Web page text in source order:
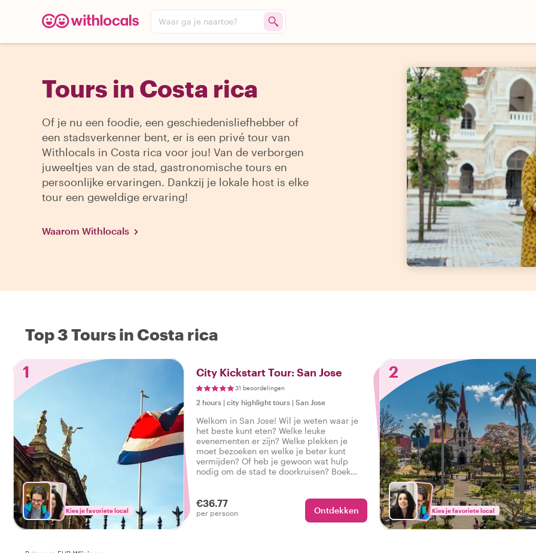
Waar ga je naartoe?
Tours in Costa rica
Of je nu een foodie, een geschiedenisliefhebber of
een stadsverkenner bent, er is een privé tour van
Withlocals in Costa rica voor jou! Van de verborgen
juweeltjes van de stad, gastronomische tours en
persoonlijke ervaringen. Dankzij je lokale host is elke
tour een geweldige ervaring!
Waarom Withlocals
Top 3 Tours in Costa rica
1
Kies je favoriete local
City Kickstart Tour: San Jose
31 beoordelingen
2 hours | city highlight tours | San Jose
Welkom in San Jose! Wil je weten waar je
het beste kunt eten? Welke leuke
evenementen er zijn? Welke plekken je
moet bezoeken en welke je beter kunt
vermijden? Of heb je gewoon wat hulp
nodig om de stad te doorkruisen? Boek
stedentrip goed te beginnen.
€36.77
per persoon Ontdekken
2
Kies je favoriete local